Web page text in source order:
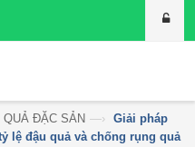
ĐẶC SẢN —› Giải pháp
lệ đậu quả và chống rụng quả